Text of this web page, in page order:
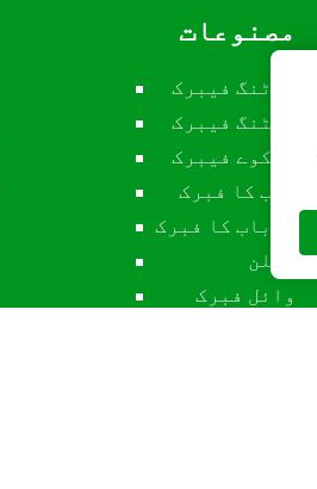
مصنوعات
شرٹنگ فیبرک
سیٹنگ فیبرک
ورکوے فیبرک
جیب کا فبرک
روباب کا فبرک
سیلن
وائل فبرک